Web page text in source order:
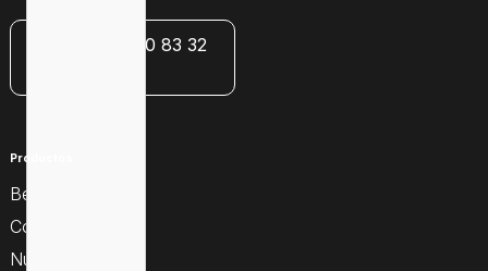
+34 659 30 83 32
Productos
Bebés y mamás
Cosmética
Nutrición